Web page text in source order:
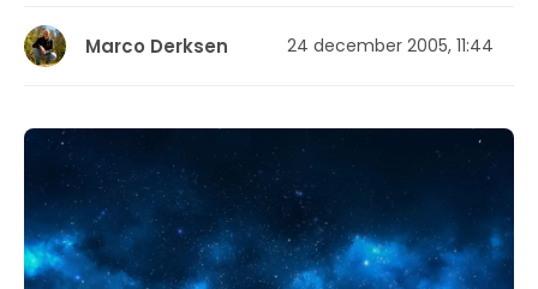
Marco Derksen 24 december 2005, 11:44